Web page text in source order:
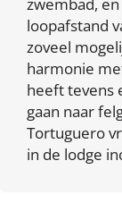
zwembad,
loopafstand
zoveel
harmonie
heeft tevens
gaan naar
Tortuguero
in de lodge